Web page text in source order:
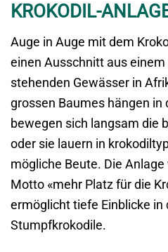
KROKODIL-
Auge in Auge mit dem
einen Ausschnitt aus
stehenden Gewässer in
grossen Baumes hängen in
bewegen sich langsam die
oder sie lauern in
mögliche Beute. Die
Motto «mehr Platz für die
ermöglicht tiefe Einblicke in
Stumpfkrokodile.